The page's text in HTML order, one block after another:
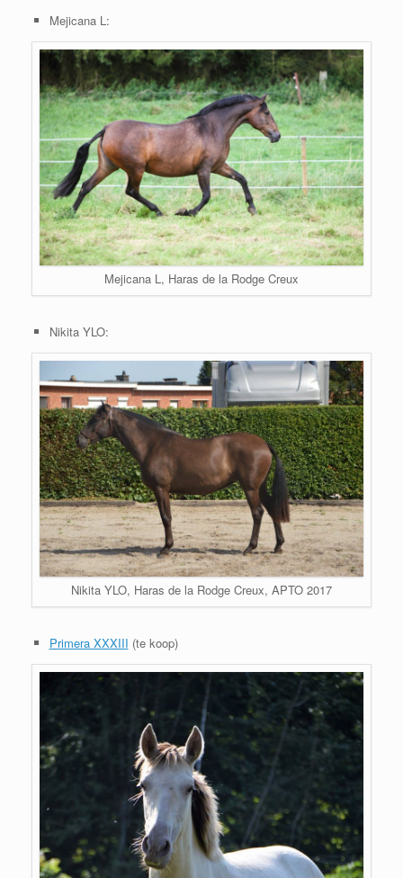
Mejicana L:
Mejicana L, Haras de la Rodge Creux
Nikita YLO:
Nikita YLO, Haras de la Rodge Creux, APTO 2017
Primera XXXIII (te koop)